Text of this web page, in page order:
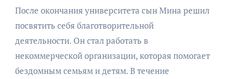
После окончания университета сын Мина решил
посвятить себя благотворительной
деятельности. Он стал работать в
некоммерческой организации, которая помогает
бездомным семьям и детям. В течение